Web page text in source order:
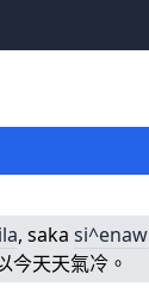
, saka si^enaw
今天天氣冷。